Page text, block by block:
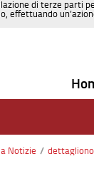
di terze parti
effettuando
Notizie /